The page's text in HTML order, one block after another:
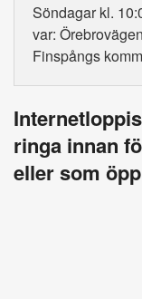
Söndagar kl.
var:
Finspångs
ringa innan
eller som